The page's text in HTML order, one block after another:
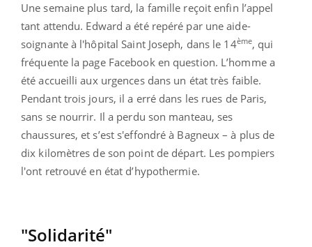
Une semaine plus tard, la famille reçoit enfin l’appel
tant attendu. Edward a été repéré par une aide-
soignante à l'hôpital Saint Joseph, dans le 14ème, qui
fréquente la page Facebook en question. L’homme a
été accueilli aux urgences dans un état très faible.
Pendant trois jours, il a erré dans les rues de Paris,
sans se nourrir. Il a perdu son manteau, ses
chaussures, et s’est s'effondré à Bagneux – à plus de
dix kilomètres de son point de départ. Les pompiers
l'ont retrouvé en état d’hypothermie.
"Solidarité"